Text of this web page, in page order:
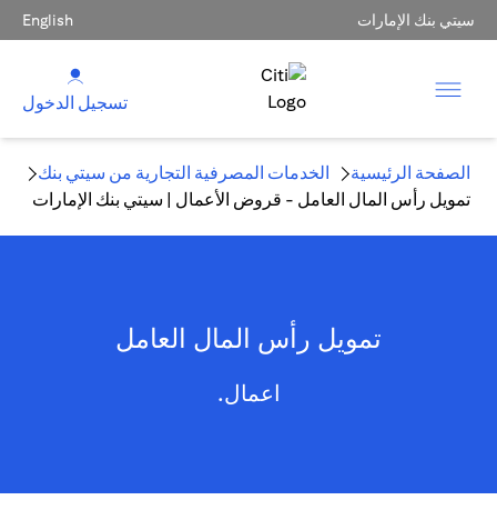
سيتي بنك الإمارات English
تسجيل الدخول
الصفحة الرئيسية
الخدمات المصرفية التجارية من سيتي بنك
تمويل رأس المال العامل - قروض الأعمال | سيتي بنك الإمارات
تمويل رأس المال العامل
اعمال.